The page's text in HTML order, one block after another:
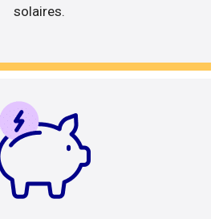
solaires.